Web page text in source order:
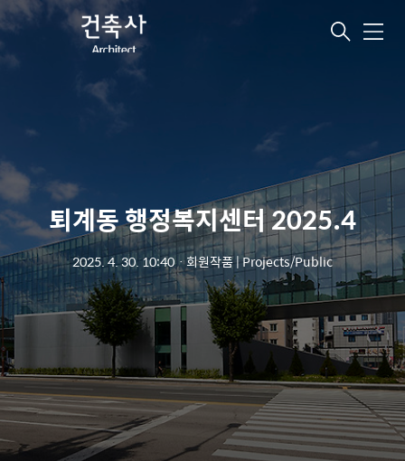
메
퇴계동 행정복지센터 2025.4
2025. 4. 30. 10:40ㆍ회원작품 | Projects/Public